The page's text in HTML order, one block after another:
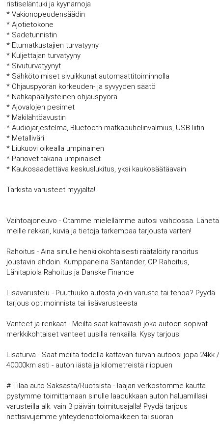
ristiseläntuki ja kyynärnoja
* Vakionopeudensäädin
* Ajotietokone
* Sadetunnistin
* Etumatkustajien turvatyyny
* Kuljettajan turvatyyny
* Sivuturvatyynyt
* Sähkötoimiset sivuikkunat automaattitoiminnolla
* Ohjauspyörän korkeuden- ja syvyyden säätö
* Nahkapäällysteinen ohjauspyörä
* Ajovalojen pesimet
* Mäkilähtöavustin
* Audiojärjestelmä, Bluetooth-matkapuhelinvalmius, USB-liitin
* Metalliväri
* Liukuovi oikealla umpinainen
* Pariovet takana umpinaiset
* Kaukosäädettävä keskuslukitus, yksi kaukosäätäavain
Tarkista varusteet myyjältä!
Vaihtoajoneuvo - Otamme mielellämme autosi vaihdossa. Lähetä
meille rekkari, kuvia ja tietoja tarkempaa tarjousta varten!
Rahoitus - Aina sinulle henkilökohtaisesti räätälöity rahoitus
joustavin ehdoin. Kumppaneina Santander, OP Rahoitus,
Lähitapiola Rahoitus ja Danske Finance
Lisävarustelu - Puuttuuko autosta jokin varuste tai tehoa? Pyydä
tarjous optimoinnista tai lisävarusteesta
Vanteet ja renkaat - Meiltä saat kattavasti joka autoon sopivat
merkkikohtaiset vanteet uusilla renkailla. Kysy tarjous!
Lisäturva - Saat meiltä todella kattavan turvan autoosi jopa 24kk /
40000km asti - auton iästä ja kilometreistä riippuen
# Tilaa auto Saksasta/Ruotsista - laajan verkostomme kautta
pystymme toimittamaan sinulle laadukkaan auton haluamillasi
varusteilla alk. vain 3 päivän toimitusajalla! Pyydä tarjous
nettisivujemme yhteydenottolomakkeen tai suoran